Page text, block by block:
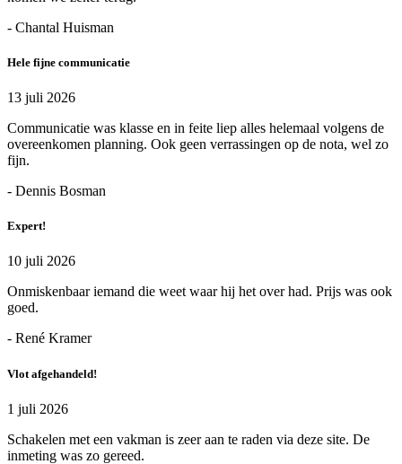
- Chantal Huisman
Hele fijne communicatie
13 juli 2026
Communicatie was klasse en in feite liep alles helemaal volgens de
overeenkomen planning. Ook geen verrassingen op de nota, wel zo
fijn.
- Dennis Bosman
Expert!
10 juli 2026
Onmiskenbaar iemand die weet waar hij het over had. Prijs was ook
goed.
- René Kramer
Vlot afgehandeld!
1 juli 2026
Schakelen met een vakman is zeer aan te raden via deze site. De
inmeting was zo gereed.